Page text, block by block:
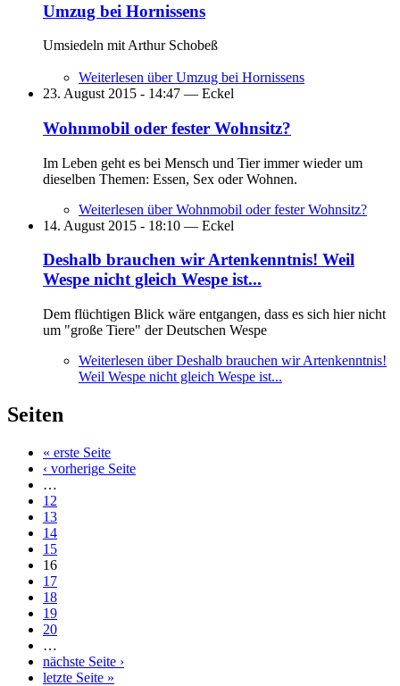
Umzug bei Hornissens
Umsiedeln mit Arthur Schobeß
Weiterlesen über Umzug bei Hornissens
23. August 2015 - 14:47 — Eckel
Wohnmobil oder fester Wohnsitz?
Im Leben geht es bei Mensch und Tier immer wieder um
dieselben Themen: Essen, Sex oder Wohnen.
Weiterlesen über Wohnmobil oder fester Wohnsitz?
14. August 2015 - 18:10 — Eckel
Deshalb brauchen wir Artenkenntnis! Weil
Wespe nicht gleich Wespe ist...
Dem flüchtigen Blick wäre entgangen, dass es sich hier nicht
um "große Tiere" der Deutschen Wespe
Weiterlesen über Deshalb brauchen wir Artenkenntnis!
Weil Wespe nicht gleich Wespe ist...
Seiten
« erste Seite
‹ vorherige Seite
…
12
13
14
15
16
17
18
19
20
…
nächste Seite ›
letzte Seite »